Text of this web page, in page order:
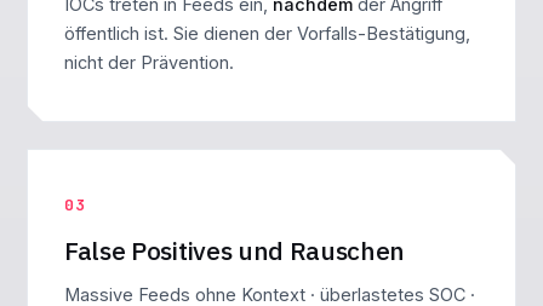
IOCs treten in Feeds ein, nachdem der Angriff
öffentlich ist. Sie dienen der Vorfalls-Bestätigung,
nicht der Prävention.
03
False Positives und Rauschen
Massive Feeds ohne Kontext · überlastetes SOC ·